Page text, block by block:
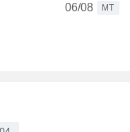
06/08
MT